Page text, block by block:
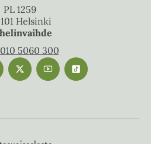
PL 1259
Helsinki
010 5060 300